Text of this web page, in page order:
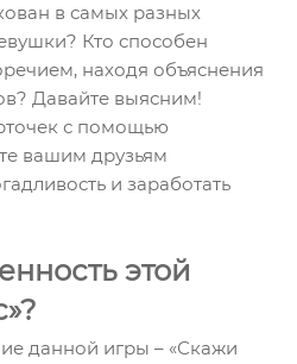
в самых разных
Кто способен
находя объяснения
Давайте выясним!
с помощью
вашим друзьям
и заработать
этой
данной игры – «Скажи